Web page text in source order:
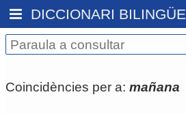
DICCIONARI BILINGÜE
Coincidències per a: mañana